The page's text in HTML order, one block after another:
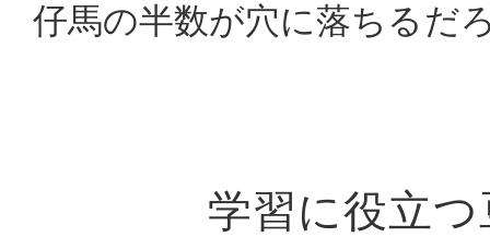
仔馬の半数が穴に落ちるだ
学習に役立